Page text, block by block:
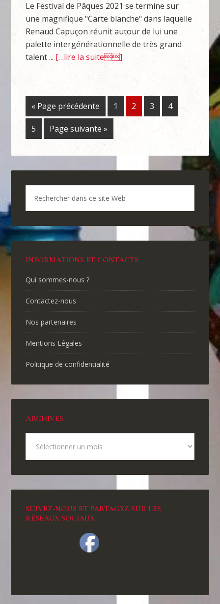
Le Festival de Pâques 2021 se termine sur
une magnifique "Carte blanche" dans laquelle
Renaud Capuçon réunit autour de lui une
palette intergénérationnelle de très grand
talent ... […lire la suite]
« Page précédente 1 2 3 4
5 Page suivante »
INFORMATIONS ET CONTACTS
Qui sommes-nous ?
Contactez-nous
Nos partenaires
Mentions Légales
Politique de confidentialité
ARCHIVES
SUIVEZ-NOUS ET PARTAGEZ SUR LES
RÉSEAUX SOCIAUX